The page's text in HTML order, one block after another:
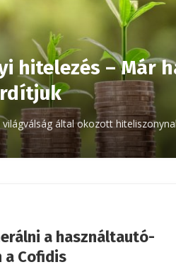
hitelezés – Már
által okozott
a használtautó-
a Cofidis